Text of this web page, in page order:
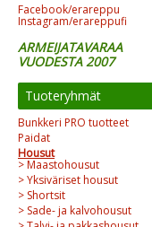
Facebook/erareppu
Instagram/erareppufi
ARMEIJATAVARAA
VUODESTA 2007
Tuoteryhmät
Bunkkeri PRO tuotteet
Paidat
Housut
> Maastohousut
> Yksiväriset housut
> Shortsit
> Sade- ja kalvohousut